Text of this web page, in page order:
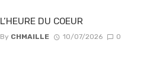
L’HEURE DU COEUR
By CHMAILLE 10/07/2026 0